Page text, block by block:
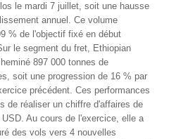
le mardi 7 juillet, soit une hausse
annuel. Ce volume
% de l'objectif fixé en début
le segment du fret, Ethiopian
897 000 tonnes de
soit une progression de 16 % par
précédent. Ces performances
de réaliser un chiffre d'affaires de
Au cours de l'exercice, elle a
des vols vers 4 nouvelles